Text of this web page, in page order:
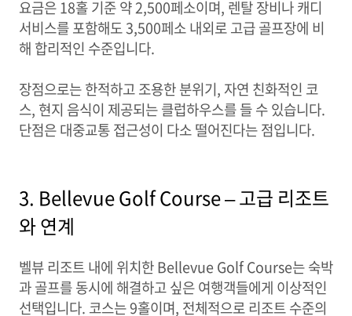
요금은 18홀 기준 약 2,500페소이며, 렌탈 장비나 캐디
서비스를 포함해도 3,500페소 내외로 고급 골프장에 비
해 합리적인 수준입니다.
장점으로는 한적하고 조용한 분위기, 자연 친화적인 코
스, 현지 음식이 제공되는 클럽하우스를 들 수 있습니다.
단점은 대중교통 접근성이 다소 떨어진다는 점입니다.
3. Bellevue Golf Course – 고급 리조트
와 연계
벨뷰 리조트 내에 위치한 Bellevue Golf Course는 숙박
과 골프를 동시에 해결하고 싶은 여행객들에게 이상적인
선택입니다. 코스는 9홀이며, 전체적으로 리조트 수준의